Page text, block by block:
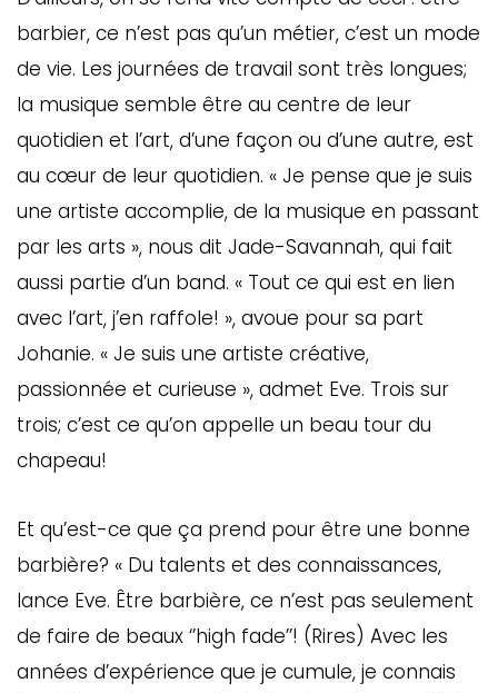
barbier, ce n’est pas qu’un métier, c’est un mode
de vie. Les journées de travail sont très longues;
la musique semble être au centre de leur
quotidien et l’art, d’une façon ou d’une autre, est
au cœur de leur quotidien. « Je pense que je suis
une artiste accomplie, de la musique en passant
par les arts », nous dit Jade-Savannah, qui fait
aussi partie d’un band. « Tout ce qui est en lien
avec l’art, j’en raffole! », avoue pour sa part
Johanie. « Je suis une artiste créative,
passionnée et curieuse », admet Eve. Trois sur
trois; c’est ce qu’on appelle un beau tour du
chapeau!
Et qu’est-ce que ça prend pour être une bonne
barbière? « Du talents et des connaissances,
lance Eve. Être barbière, ce n’est pas seulement
de faire de beaux ‘’high fade’’! (Rires) Avec les
années d’expérience que je cumule, je connais